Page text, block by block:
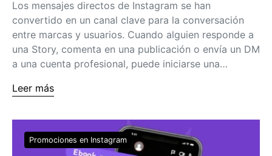
Los mensajes directos de Instagram se han
convertido en un canal clave para la conversación
entre marcas y usuarios. Cuando alguien responde a
una Story, comenta en una publicación o envía un DM
a una cuenta profesional, puede iniciarse una…
Leer más
Promociones en Instagram